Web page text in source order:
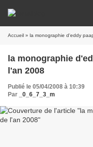
Accueil » la monographie d'eddy
la monographie d'eddy paape :l'evenement de
l'an 2008
Publié le 05/04/2008 à 10:39
Par
_0_6_7_3_m